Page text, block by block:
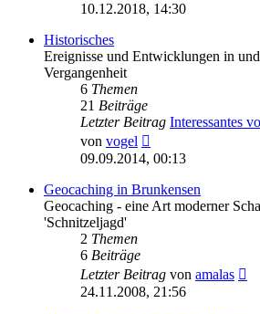
Beitrag
10.12.2018, 14:30
Historisches
Ereignisse und Entwicklungen in
Vergangenheit
6 Themen
21 Beiträge
Letzter Beitrag Interessantes
von vogel
Beitrag
09.09.2014, 00:13
Geocaching in Brunkensen
Geocaching - eine Art moderner
'Schnitzeljagd'
2 Themen
6 Beiträge
Letzter Beitrag von amalas
24.11.2008, 21:56